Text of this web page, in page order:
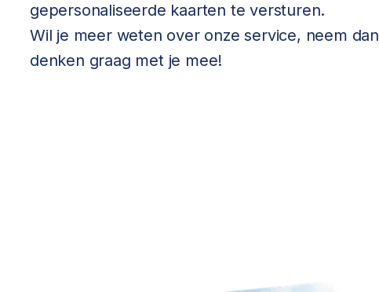
gepersonaliseerde kaarten te versturen.
Wil je meer weten over onze service, neem dan
denken graag met je mee!